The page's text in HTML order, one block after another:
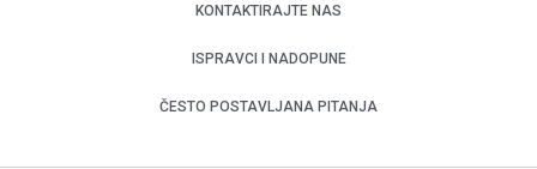
KONTAKTIRAJTE NAS
ISPRAVCI I NADOPUNE
ČESTO POSTAVLJANA PITANJA